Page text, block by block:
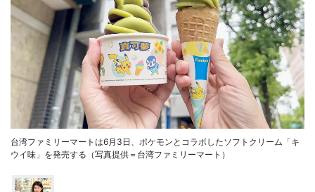
台湾ファミリーマートは6月3日、ポケモンとコラボしたソフトクリーム「キ
ウイ味」を発売する（写真提供＝台湾ファミリーマート）